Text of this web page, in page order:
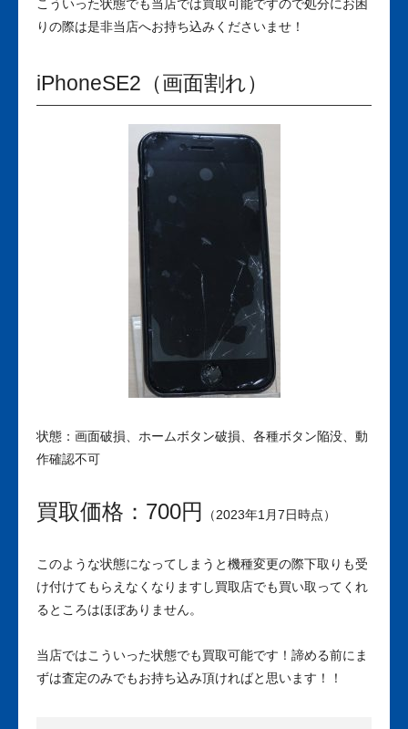
こういった状態でも当店では買取可能ですので処分にお困
りの際は是非当店へお持ち込みくださいませ！
iPhoneSE2（画面割れ）
状態：画面破損、ホームボタン破損、各種ボタン陥没、動
作確認不可
買取価格：700円 （2023年1月7日時点）
このような状態になってしまうと機種変更の際下取りも受
け付けてもらえなくなりますし買取店でも買い取ってくれ
るところはほぼありません。
当店ではこういった状態でも買取可能です！諦める前にま
ずは査定のみでもお持ち込み頂ければと思います！！